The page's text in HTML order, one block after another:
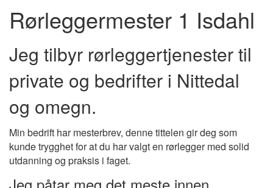
Rørleggermester 1 Isdahl
Jeg tilbyr rørleggertjenester til
private og bedrifter i Nittedal
og omegn.
Min bedrift har mesterbrev, denne tittelen gir deg som
kunde trygghet for at du har valgt en rørlegger med solid
utdanning og praksis i faget.